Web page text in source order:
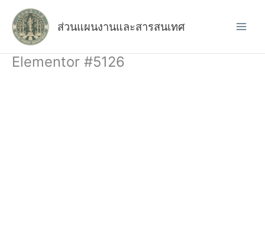
content
ส่วนแผนงานและสารสนเทศ
Elementor #5126